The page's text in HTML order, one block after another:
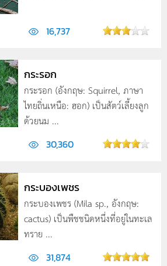
16,737
กระรอก
กระรอก (อังกฤษ: Squirrel, ภาษา
ไทยถิ่นเหนือ: ฮอก) เป็นสัตว์เลี้ยงลูก
ด้วยนม ...
30,360
กระบองเพชร
กระบองเพชร (Mila sp., อังกฤษ:
cactus) เป็นพืชชนิดหนึ่งที่อยู่ในทะเล
ทราย ...
31,874